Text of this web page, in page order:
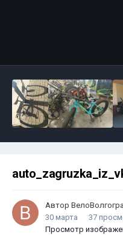
Автор
30 марта
37
Просмотр